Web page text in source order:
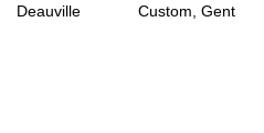
Deauville
Custom, Gent